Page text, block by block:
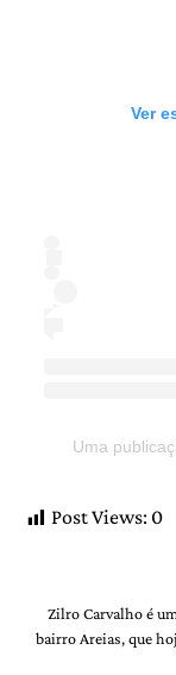
Ver
Uma
Post Views: 0
Zilro Carvalho é
bairro Areias, que